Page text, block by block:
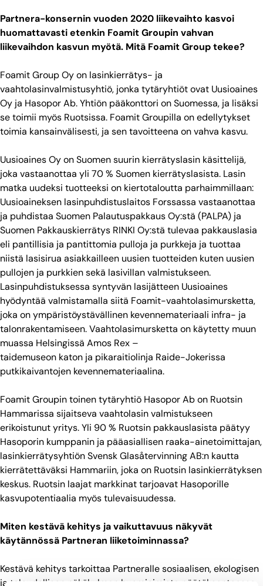
Partnera-konsernin vuoden 2020 liikevaihto kasvoi
huomattavasti etenkin Foamit Groupin vahvan
liikevaihdon kasvun myötä. Mitä Foamit Group tekee?
Foamit Group Oy on lasinkierrätys- ja
vaahtolasinvalmistusyhtiö, jonka tytäryhtiöt ovat Uusioaines
Oy ja Hasopor Ab. Yhtiön pääkonttori on Suomessa, ja lisäksi
se toimii myös Ruotsissa. Foamit Groupilla on edellytykset
toimia kansainvälisesti, ja sen tavoitteena on vahva kasvu.
Uusioaines Oy on Suomen suurin kierrätyslasin käsittelijä,
joka vastaanottaa yli 70 % Suomen kierrätyslasista. Lasin
matka uudeksi tuotteeksi on kiertotaloutta parhaimmillaan:
Uusioaineksen lasinpuhdistuslaitos Forssassa vastaanottaa
ja puhdistaa Suomen Palautuspakkaus Oy:stä (PALPA) ja
Suomen Pakkauskierrätys RINKI Oy:stä tulevaa pakkauslasia
eli pantillisia ja pantittomia pulloja ja purkkeja ja tuottaa
niistä lasisirua asiakkailleen uusien tuotteiden kuten uusien
pullojen ja purkkien sekä lasivillan valmistukseen.
Lasinpuhdistuksessa syntyvän lasijätteen Uusioaines
hyödyntää valmistamalla siitä Foamit-vaahtolasimursketta,
joka on ympäristöystävällinen kevennemateriaali infra- ja
talonrakentamiseen. Vaahtolasimursketta on käytetty muun
muassa Helsingissä Amos Rex –
taidemuseon katon ja pikaraitiolinja Raide-Jokerissa
putkikaivantojen kevennemateriaalina.
Foamit Groupin toinen tytäryhtiö Hasopor Ab on Ruotsin
Hammarissa sijaitseva vaahtolasin valmistukseen
erikoistunut yritys. Yli 90 % Ruotsin pakkauslasista päätyy
Hasoporin kumppanin ja pääasiallisen raaka-ainetoimittajan,
lasinkierrätysyhtiön Svensk Glasåtervinning AB:n kautta
kierrätettäväksi Hammariin, joka on Ruotsin lasinkierrätyksen
keskus. Ruotsin laajat markkinat tarjoavat Hasoporille
kasvupotentiaalia myös tulevaisuudessa.
Miten kestävä kehitys ja vaikuttavuus näkyvät
käytännössä Partneran liiketoiminnassa?
Kestävä kehitys tarkoittaa Partneralle sosiaalisen, ekologisen
ja taloudellisen näkökulman huomioimista päätöksenteossa.